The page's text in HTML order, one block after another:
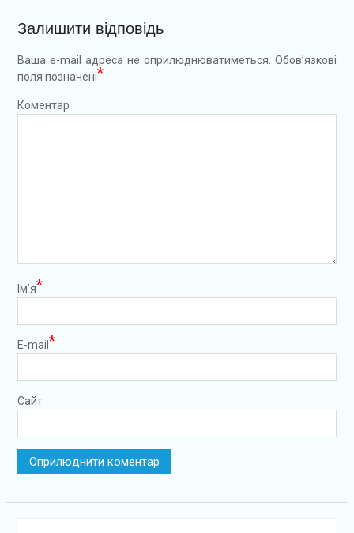
Залишити відповідь
Ваша e-mail адреса не оприлюднюватиметься. Обов’язкові
поля позначені*
Коментар
Ім’я*
E-mail *
Сайт